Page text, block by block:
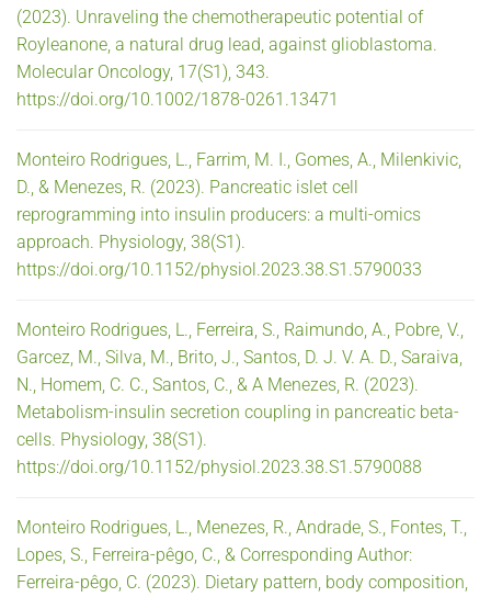
(2023). Unraveling the chemotherapeutic potential of
Royleanone, a natural drug lead, against glioblastoma.
Molecular Oncology, 17(S1), 343.
https://doi.org/10.1002/1878-0261.13471
Monteiro Rodrigues, L., Farrim, M. I., Gomes, A., Milenkivic,
D., & Menezes, R. (2023). Pancreatic islet cell
reprogramming into insulin producers: a multi-omics
approach. Physiology, 38(S1).
https://doi.org/10.1152/physiol.2023.38.S1.5790033
Monteiro Rodrigues, L., Ferreira, S., Raimundo, A., Pobre, V.,
Garcez, M., Silva, M., Brito, J., Santos, D. J. V. A. D., Saraiva,
N., Homem, C. C., Santos, C., & A Menezes, R. (2023).
Metabolism-insulin secretion coupling in pancreatic beta-
cells. Physiology, 38(S1).
https://doi.org/10.1152/physiol.2023.38.S1.5790088
Monteiro Rodrigues, L., Menezes, R., Andrade, S., Fontes, T.,
Lopes, S., Ferreira-pêgo, C., & Corresponding Author:
Ferreira-pêgo, C. (2023). Dietary pattern, body composition,